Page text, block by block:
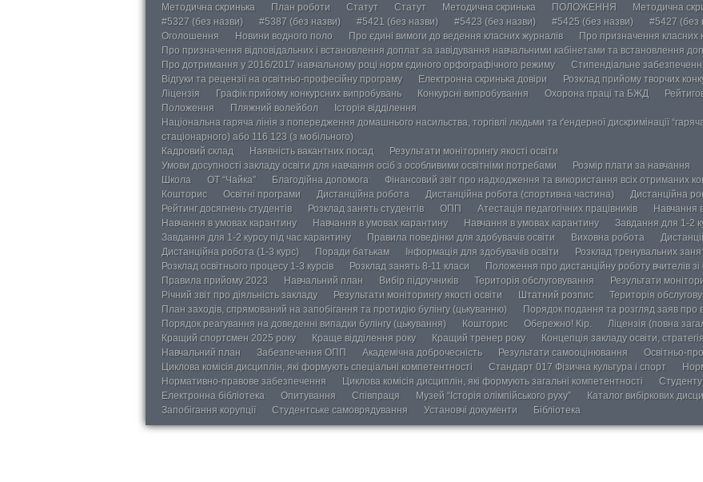
Методична скринька
План роботи Статут Статут Методична скринька ПОЛОЖЕННЯ
Методична
#5327 (без назви)
#5387 (без назви) #5421 (без назви) #5423 (без назви) #5425 (без назви) #5427 (без
Оголошення
Новини водного поло Про єдині вимоги до ведення класних журналів
Про призначення класних
Про призначення відповідальних і встановлення доплат за завідування навчальними кабінетами та встановлення
Про дотримання у 2016/2017 навчальному році норм єдиного орфографічного режиму
Стипендіальне
Відгуки та рецензії на освітньо-професійну програму
Електронна скринька довіри Розклад прийому творчих
Ліцензія
Графік прийому конкурсних випробувань Конкурсні випробування Охорона праці та БЖД
Положення
Пляжний волейбол
Історія відділення
Національна гаряча лінія з попередження домашнього насильства, торгівлі людьми та ґендерної дискримінації
стаціонарного) або 116 123 (з мобільного)
Кадровий склад
Наявність вакантних посад
Результати моніторингу якості освіти
Умови досупності закладу освіти для навчання осіб з особливими освітніми потребами
Розмір плати за навчання
Школа
ОТ “Чайка” Благодійна допомога Фінансовий звіт про надходження та використання всіх отриманих
Кошторис
Освітні програми Дистанційна робота Дистанційна робота (спортивна частина) Дистанційна
Рейтинг досягнень студентів
Розклад занять студентів ОПП Атестація педагогічних працівників
Навчання
Навчання в умовах карантину
Навчання в умовах карантину Навчання в умовах карантину
Завдання для 1-2
Завдання для 1-2 курсу під час карантину
Правила поведінки для здобувачів освіти Виховна робота
Дистанційна робота (1-3 курс)
Поради батькам Інформація для здобувачів освіти
Розклад тренувальних
Розклад освітнього процесу 1-3 курсів
Розклад занять 8-11 класи Положення про дистанційну роботу вчителів зі
Правила прийому 2023
Навчальний план Вибір підручників Територія обслуговування Результати
Річний звіт про діяльність закладу
Результати моніторингу якості освіти Штатний розпис
Територія
План заходів, спрямований на запобігання та протидію булінгу (цькуванню)
Порядок подання та розгляд заяв про
Порядок реагування на доведенні випадки булінгу (цькування)
Кошторис Обережно! Кір. Ліцензія (повна
Кращий спортсмен 2025 року
Краще відділення року Кращий тренер року Концепція закладу освіти,
Навчальний план
Забезпечення ОПП Академічна доброчесність Результати самооцінювання Освітньо-
Циклова комісія дисциплін, які формують спеціальні компетентності
Стандарт 017 Фізична культура і спорт
Нормативно-правове забезпечення
Циклова комісія дисциплін, які формують загальні компетентності Студенту
Електронна бібліотека
Опитування Співпраця Музей “Історія олімпійського руху” Каталог вибіркових
Запобігання корупції
Студентське самоврядування Установчі документи Бібліотека